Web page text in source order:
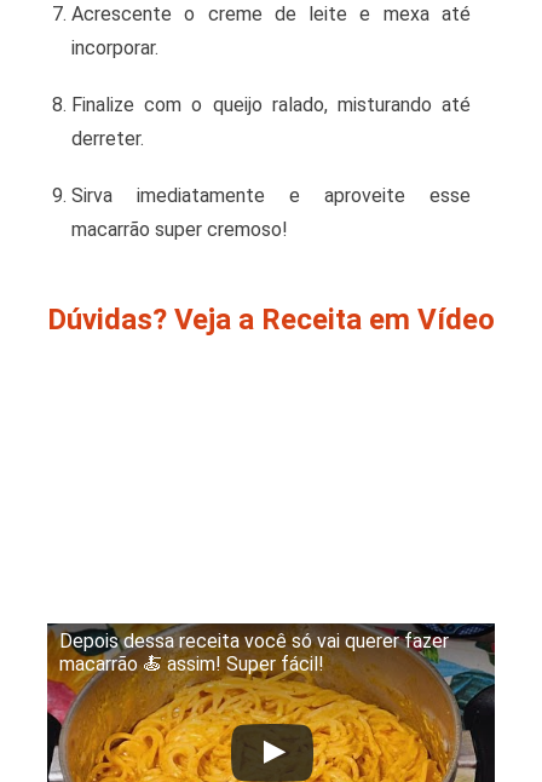
Acrescente o creme de leite e mexa até
incorporar.
Finalize com o queijo ralado, misturando até
derreter.
Sirva imediatamente e aproveite esse
macarrão super cremoso!
Dúvidas? Veja a Receita em Vídeo
Depois dessa receita você só vai querer fazer
macarrão 🍝 assim! Super fácil!